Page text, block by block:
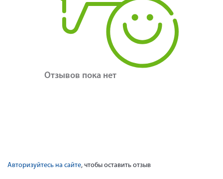
Отзывов пока нет
Авторизуйтесь на сайте, чтобы оставить отзыв